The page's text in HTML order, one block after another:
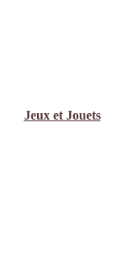
Jeux et Jouets